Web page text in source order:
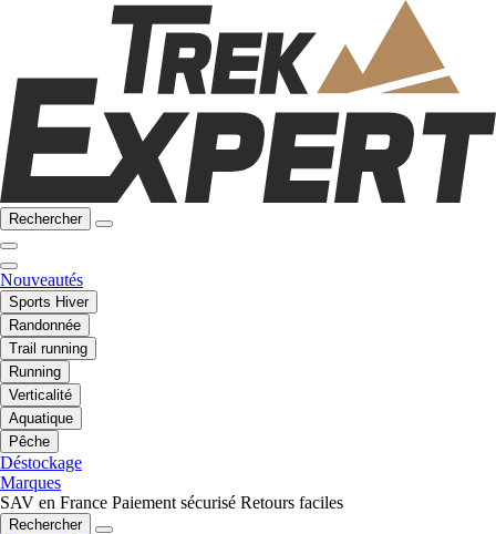
Rechercher
Nouveautés
Sports Hiver
Randonnée
Trail running
Running
Verticalité
Aquatique
Pêche
Déstockage
Marques
SAV en France Paiement sécurisé Retours faciles
Rechercher